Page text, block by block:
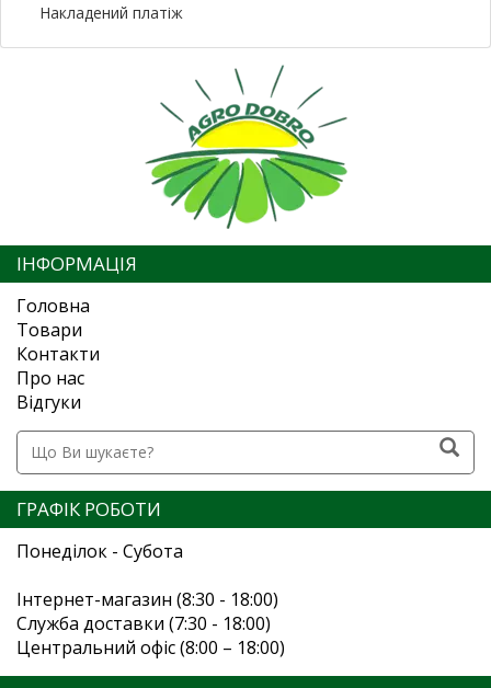
Накладений платіж
ІНФОРМАЦІЯ
Головна
Товари
Контакти
Про нас
Відгуки
ГРАФІК РОБОТИ
Понеділок - Субота
Інтернет-магазин (8:30 - 18:00)
Служба доставки (7:30 - 18:00)
Центральний офіс (8:00 – 18:00)